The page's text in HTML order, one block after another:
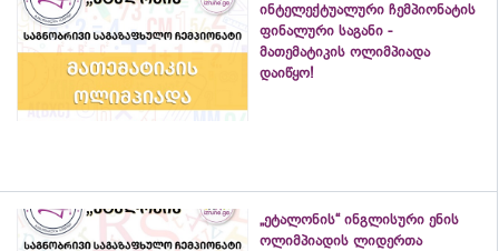
ინტელექტუალური ჩემპიონატის
ფინალური საგანი -
მათემატიკის ოლიმპიადა
დაიწყო!
„ეტალონის“ ინგლისური ენის
ოლიმპიადის ლიდერთა